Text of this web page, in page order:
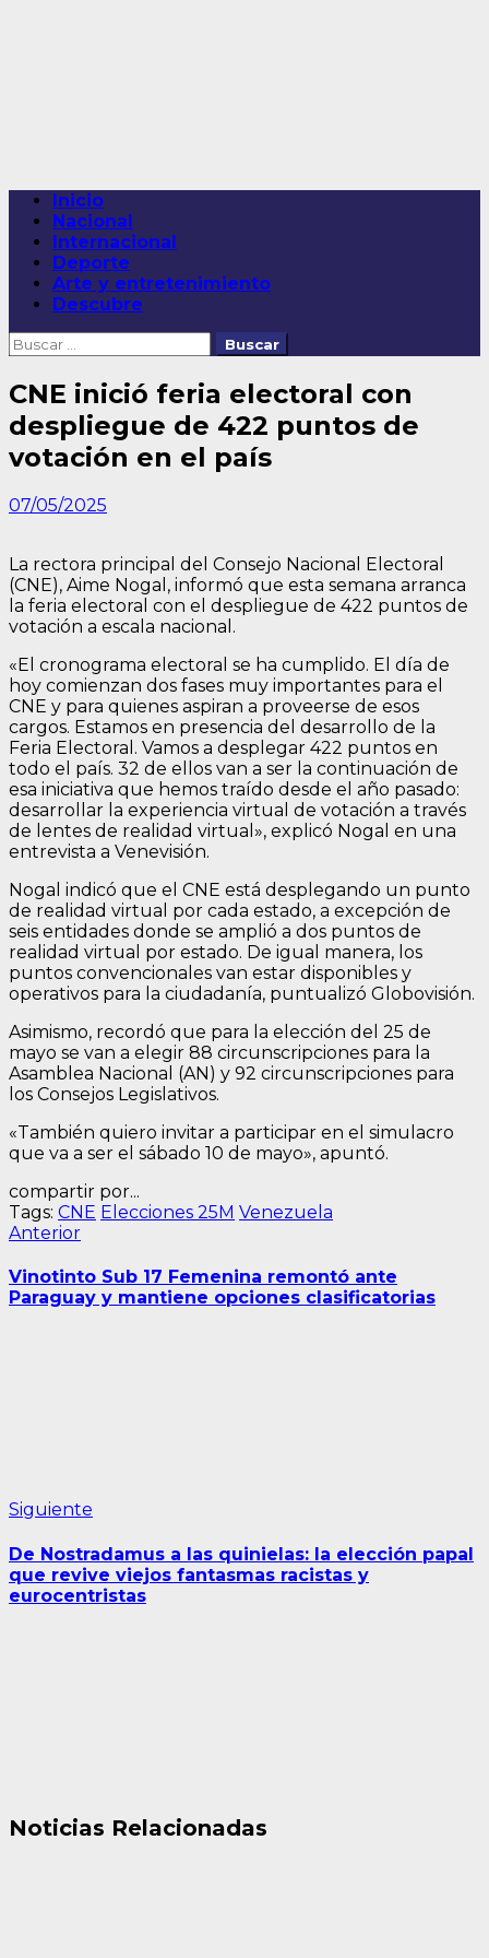
Menú
principal
Inicio
Nacional
Internacional
Deporte
Arte y entretenimiento
Descubre
Buscar:
CNE inició feria electoral con
despliegue de 422 puntos de
votación en el país
07/05/2025
La rectora principal del Consejo Nacional Electoral
(CNE), Aime Nogal, informó que esta semana arranca
la feria electoral con el despliegue de 422 puntos de
votación a escala nacional.
«El cronograma electoral se ha cumplido. El día de
hoy comienzan dos fases muy importantes para el
CNE y para quienes aspiran a proveerse de esos
cargos. Estamos en presencia del desarrollo de la
Feria Electoral. Vamos a desplegar 422 puntos en
todo el país. 32 de ellos van a ser la continuación de
esa iniciativa que hemos traído desde el año pasado:
desarrollar la experiencia virtual de votación a través
de lentes de realidad virtual», explicó Nogal en una
entrevista a Venevisión.
Nogal indicó que el CNE está desplegando un punto
de realidad virtual por cada estado, a excepción de
seis entidades donde se amplió a dos puntos de
realidad virtual por estado. De igual manera, los
puntos convencionales van estar disponibles y
operativos para la ciudadanía, puntualizó Globovisión.
Asimismo, recordó que para la elección del 25 de
mayo se van a elegir 88 circunscripciones para la
Asamblea Nacional (AN) y 92 circunscripciones para
los Consejos Legislativos.
«También quiero invitar a participar en el simulacro
que va a ser el sábado 10 de mayo», apuntó.
compartir por...
Tags: CNE Elecciones 25M Venezuela
Navegación
de
entradas
AnteriorEntrada
Vinotinto Sub 17 Femenina remontó ante
Paraguay y mantiene opciones clasificatorias
Siguiente
De Nostradamus a las quinielas: la elección papal
que revive viejos fantasmas racistas y
eurocentristas
Noticias Relacionadas